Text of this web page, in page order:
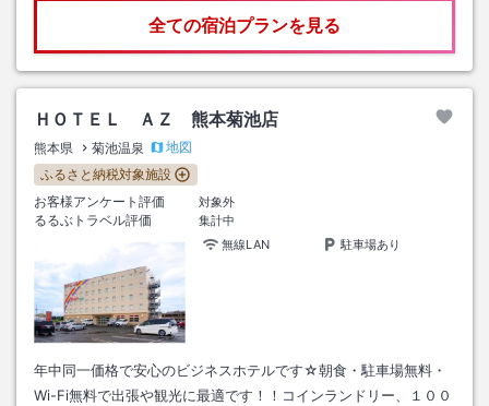
全ての宿泊プランを見る
ＨＯＴＥＬ ＡＺ 熊本菊池店
熊本県 菊池温泉
地図
ふるさと納税対象施設
お客様アンケート評価
対象外
るるぶトラベル評価
集計中
無線LAN
駐車場あり
年中同一価格で安心のビジネスホテルです☆朝食・駐車場無料・
Wi-Fi無料で出張や観光に最適です！！コインランドリー、１００